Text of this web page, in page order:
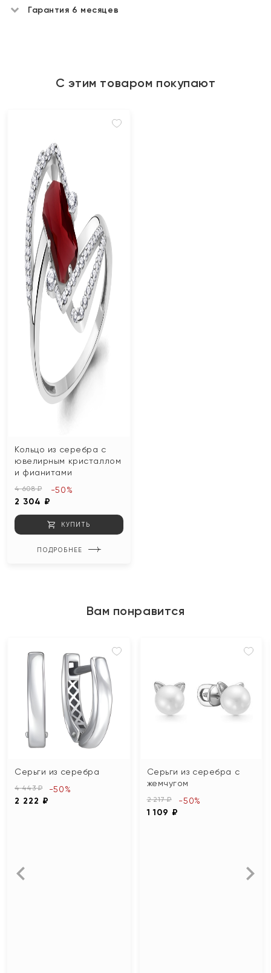
Гарантия 6 месяцев
С этим товаром покупают
Кольцо из серебра с
ювелирным кристаллом
и фианитами
4 608 ₽
2 304 ₽
-50%
КУПИТЬ
ПОДРОБНЕЕ
Вам понравится
Серьги из серебра
4 443 ₽
2 222 ₽
-50%
Серьги из серебра с
жемчугом
2 217 ₽
1 109 ₽
-50%